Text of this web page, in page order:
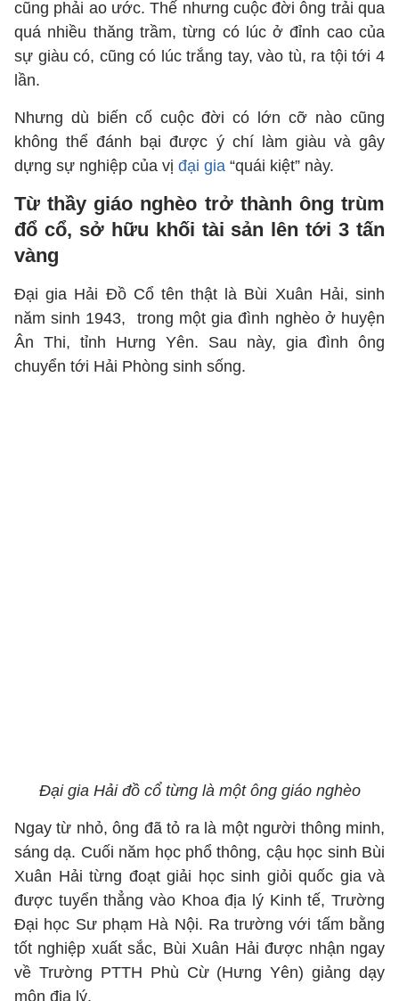
cũng phải ao ước. Thế nhưng cuộc đời ông trải qua
quá nhiều thăng trầm, từng có lúc ở đỉnh cao của
sự giàu có, cũng có lúc trắng tay, vào tù, ra tội tới 4
lần.
Nhưng dù biến cố cuộc đời có lớn cỡ nào cũng
không thể đánh bại được ý chí làm giàu và gây
dựng sự nghiệp của vị đại gia “quái kiệt” này.
Từ thầy giáo nghèo trở thành ông trùm
đổ cổ, sở hữu khối tài sản lên tới 3 tấn
vàng
Đại gia Hải Đồ Cổ tên thật là Bùi Xuân Hải, sinh
năm sinh 1943, trong một gia đình nghèo ở huyện
Ân Thi, tỉnh Hưng Yên. Sau này, gia đình ông
chuyển tới Hải Phòng sinh sống.
Đại gia Hải đồ cổ từng là một ông giáo nghèo
Ngay từ nhỏ, ông đã tỏ ra là một người thông minh,
sáng dạ. Cuối năm học phổ thông, cậu học sinh Bùi
Xuân Hải từng đoạt giải học sinh giỏi quốc gia và
được tuyển thẳng vào Khoa địa lý Kinh tế, Trường
Đại học Sư phạm Hà Nội. Ra trường với tấm bằng
tốt nghiệp xuất sắc, Bùi Xuân Hải được nhận ngay
về Trường PTTH Phù Cừ (Hưng Yên) giảng dạy
môn địa lý.